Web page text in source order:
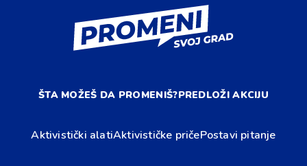
ŠTA MOŽEŠ DA PROMENIŠ?PREDLOŽI AKCIJU
Aktivistički alatiAktivističke pričePostavi pitanje